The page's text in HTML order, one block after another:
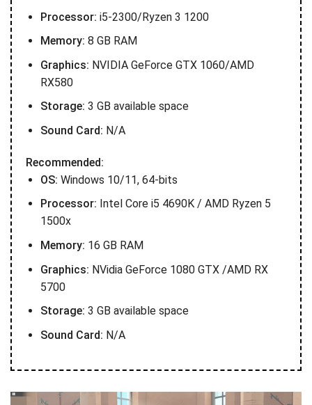
Processor: i5-2300/Ryzen 3 1200
Memory: 8 GB RAM
Graphics: NVIDIA GeForce GTX 1060/AMD
RX580
Storage: 3 GB available space
Sound Card: N/A
Recommended:
OS: Windows 10/11, 64-bits
Processor: Intel Core i5 4690K / AMD Ryzen 5
1500x
Memory: 16 GB RAM
Graphics: NVidia GeForce 1080 GTX /AMD RX
5700
Storage: 3 GB available space
Sound Card: N/A